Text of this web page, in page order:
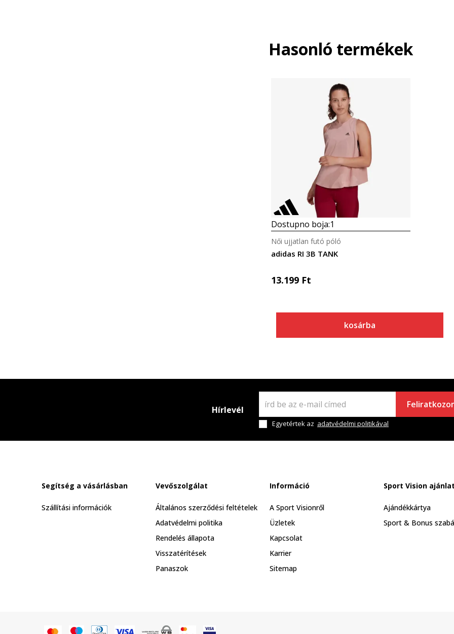
Hasonló termékek
Dostupno boja:1
adidas RI 3B TANK
Női ujjatlan futó póló
13.199 Ft
kosárba
Hírlevél
Egyetértek az adatvédelmi politikával
Segítség a vásárlásban
Szállítási információk
Vevőszolgálat
Általános szerződési feltételek
Adatvédelmi politika
Rendelés állapota
Visszatérítések
Panaszok
Információ
A Sport Visionről
Üzletek
Kapcsolat
Karrier
Sitemap
Sport Vision
Ajándékkártya
Sport & Bonus